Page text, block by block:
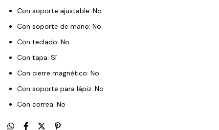
Con soporte ajustable: No
Con soporte de mano: No
Con teclado: No
Con tapa: Sí
Con cierre magnético: No
Con soporte para lápiz: No
Con correa: No